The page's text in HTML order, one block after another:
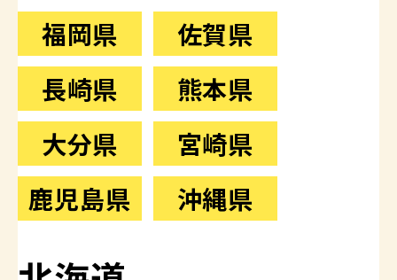
福岡県
佐賀県
長崎県
熊本県
大分県
宮崎県
鹿児島県
沖縄県